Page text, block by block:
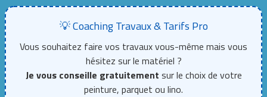
💡 Coaching Travaux & Tarifs Pro
Vous souhaitez faire vos travaux vous-même mais vous
hésitez sur le matériel ?
Je vous conseille gratuitement sur le choix de votre
peinture, parquet ou lino.